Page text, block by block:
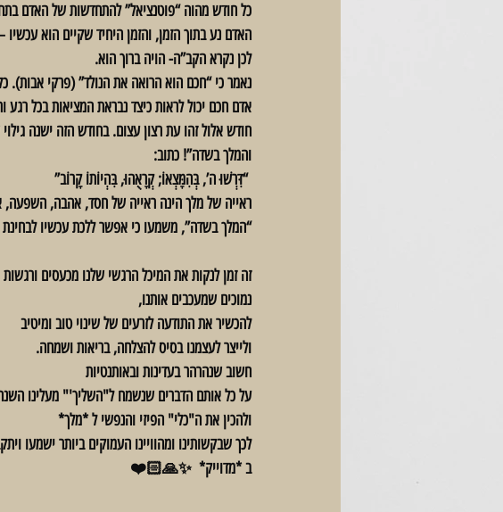
כל חודש מהוה “פוטנציאל” להתחדשות של האדם
האדם נע בתוך הזמן, והזמן היחיד שקיים הוא עכשיו
לכן נקרא הקב”ה- הויה ברוך הוא.
נאמר כי “חכם הוא הרואה את הנולד” (פרקי אבות).
אדם חכם יכול לראות כיצד נבראת המציאות בכל רגע
והמלך בשדה”! כתוב:
“דִּרְשׁוּ ה’, בְּהִמָּצְאוֹ; קְרָאֻהוּ, בִּהְיוֹתוֹ קָרוֹב”
ראייה של מלך הינה ראייה של חסד, אהבה, השפעה,
“המלך בשדה”, משמעו כי אפשר ללכת עכשיו
זה זמן לנקות את המיכל הרגשי שלנו מכעסים ורגשות
נמוכים שמעכבים אותנו,
להכשיר את התודעה לזרעים של שינוי טוב ומיטיב
ולייצר לעצמנו בסיס להצלחה, בריאות ושמחה.
חשוב שנהרהר בעדינות ובאותנטיות
על כל אותם הדברים שנשמח ל"השליך'" מעלינו
ולהכין את ה"כלי" הפיזי והנפשי ל *מלך*
לכך שבקשותינו ומהוויינו העמוקים ביותר ישמעו
ב *מדוייק*  ✨🙏🏻❤️